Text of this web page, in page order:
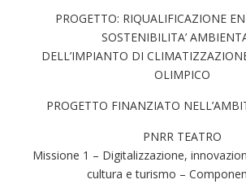
PROGETTO: RIQUALIFICAZIONE
SOSTENIBILITA’
DELL’IMPIANTO DI
OLIMPICO
PROGETTO FINANZIATO
PNRR TEATRO
Missione 1 – Digitalizzazione,
cultura e turismo –